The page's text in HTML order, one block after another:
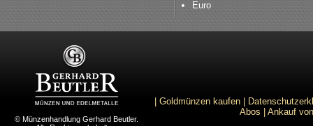
Euro
© Münzenhandlung Gerhard Beutler.
Goldmünzen kaufen
Abos
Ankauf